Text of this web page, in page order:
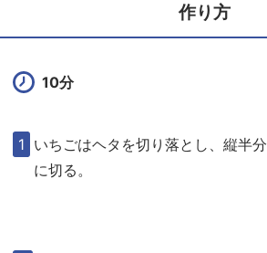
作り方
10分
いちごはヘタを切り落とし、縦半分
に切る。